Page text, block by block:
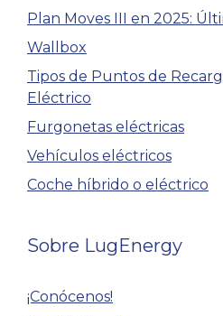
Plan Moves III en 2025:
Wallbox
Tipos de Puntos de
Eléctrico
Furgonetas eléctricas
Vehículos eléctricos
Coche híbrido o eléctrico
Sobre LugEnergy
¡Conócenos!